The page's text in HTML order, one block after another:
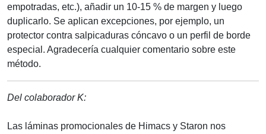
empotradas, etc.), añadir un 10-15 % de margen y luego
duplicarlo. Se aplican excepciones, por ejemplo, un
protector contra salpicaduras cóncavo o un perfil de borde
especial. Agradecería cualquier comentario sobre este
método.
Del colaborador K:
Las láminas promocionales de Himacs y Staron nos